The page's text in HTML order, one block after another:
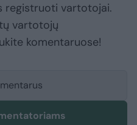
registruoti vartotojai.
vartotojų
komentaruose!